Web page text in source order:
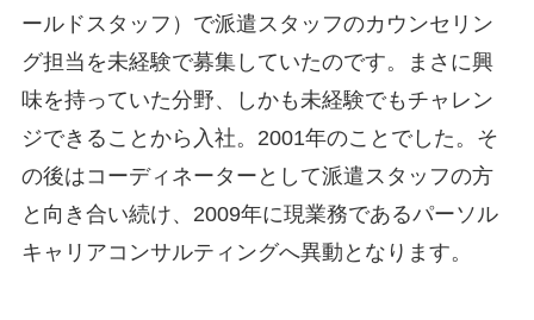
ールドスタッフ）で派遣スタッフのカウンセリン
グ担当を未経験で募集していたのです。まさに興
味を持っていた分野、しかも未経験でもチャレン
ジできることから入社。2001年のことでした。そ
の後はコーディネーターとして派遣スタッフの方
と向き合い続け、2009年に現業務であるパーソル
キャリアコンサルティングへ異動となります。